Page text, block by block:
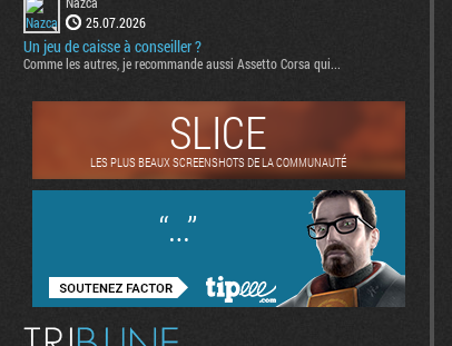
25.07.2026
Un jeu de caisse à conseiller ?
Comme les autres, je recommande aussi Assetto Corsa qui...
SLICE
LES PLUS BEAUX SCREENSHOTS DE LA COMMUNAUTÉ